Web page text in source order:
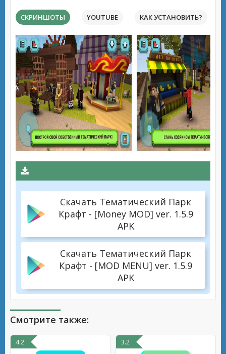
СКРИНШОТЫ YOUTUBE КАК УСТАНОВИТЬ?
Скачать Тематический Парк
Крафт - [Money MOD] ver. 1.5.9
APK
Скачать Тематический Парк
Крафт - [MOD MENU] ver. 1.5.9
APK
Смотрите также:
4.2 3.2